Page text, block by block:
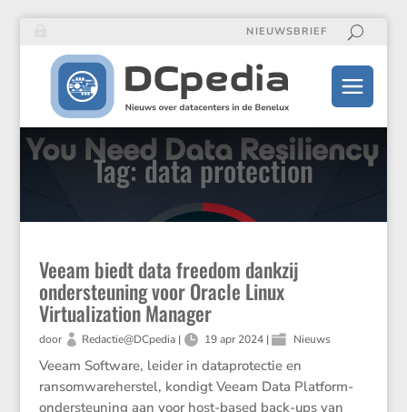
NIEUWSBRIEF
Tag: data protection
Veeam biedt data freedom dankzij
ondersteuning voor Oracle Linux
Virtualization Manager
door Redactie@DCpedia| 19 apr 2024 | Nieuws
Veeam Software, leider in dataprotectie en
ransomwareherstel, kondigt Veeam Data Platform-
ondersteuning aan voor host-based back-ups van